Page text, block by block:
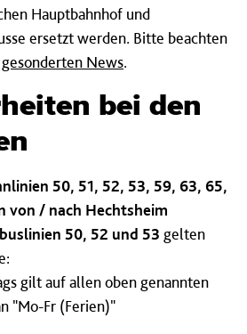
Hauptbahnhof und
ersetzt werden. Bitte beachten
gesonderten News.
bei den
50, 51, 52, 53, 59, 63, 65,
von / nach Hechtsheim
50, 52 und 53 gelten
gilt auf allen oben genannten
"Mo-Fr (Ferien)"